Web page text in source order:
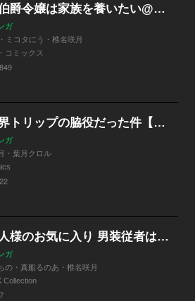
没落伯爵令嬢は家族を養いたい@COMIC
ガ
ミコタにう・椎名咲月
コミックス
異世界トリップの脇役だった件【単話売】
ガ
・葉月クロル
ご主人様のお気に入り 男装従者は甘く溺愛される
ガ
の・真船るのあ・椎名咲月
Collection